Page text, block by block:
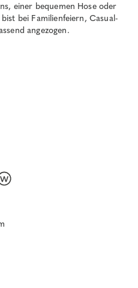
einer bequemen Hose oder
bei Familienfeiern, Casual-
angezogen.